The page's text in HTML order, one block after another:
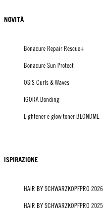
NOVITÀ
Bonacure Repair Rescue+
Bonacure Sun Protect
OSiS Curls & Waves
IGORA Bonding
Lightener e glow toner BLONDME
ISPIRAZIONE
HAIR BY SCHWARZKOPFPRO 2026
HAIR BY SCHWARZKOPFPRO 2025